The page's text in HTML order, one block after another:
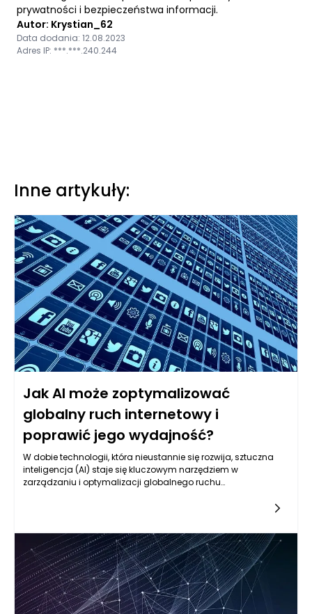
prywatności i bezpieczeństwa informacji.
Autor: Krystian_62
Data dodania: 12.08.2023
Adres IP: ***.***.240.244
Inne artykuły:
Jak AI może zoptymalizować
globalny ruch internetowy i
poprawić jego wydajność?
W dobie technologii, która nieustannie się rozwija, sztuczna
inteligencja (AI) staje się kluczowym narzędziem w
zarządzaniu i optymalizacji globalnego ruchu
wydajnością, opóźnieniami i bezpieczeństwem. AI istotnie
może zrewolucjonizować sposób, w jaki dane są przesyłane,
optymalizując zarówno wykorzystanie zasobów, jak i
doświadczenia użytkowników. Dzięki zdolności do analizy
ogromnych zbiorów danych oraz do nauki z nich, AI może
dostarczać spersonalizowane i dynamiczne rozwiązania,
które poprawiają jakość usług internetowych.